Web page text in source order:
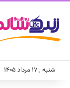
شنبه , ۱۷ مرداد ۱۴۰۵